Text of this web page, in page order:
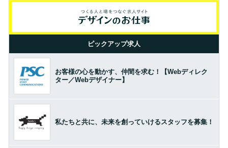
ピックアップ求人
お客様の心を動かす、仲間を求む！【Webディレク
ター／Webデザイナー】
私たちと共に、未来を創っていけるスタッフを募集！